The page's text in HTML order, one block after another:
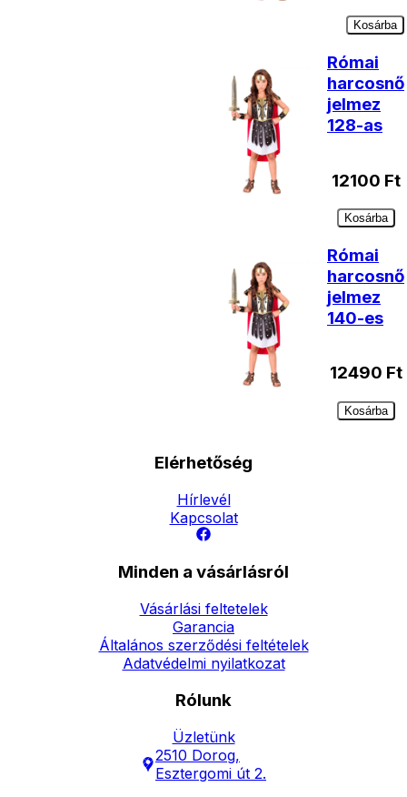
Kosárba
Római
harcosnő
jelmez
128-as
12100 Ft
Kosárba
Római
harcosnő
jelmez
140-es
12490 Ft
Kosárba
Elérhetőség
Hírlevél
Kapcsolat
Minden a vásárlásról
Vásárlási feltetelek
Garancia
Általános szerződési feltételek
Adatvédelmi nyilatkozat
Rólunk
Üzletünk
2510 Dorog,
Esztergomi út 2.